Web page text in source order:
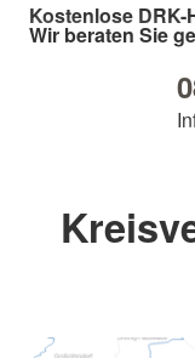
Kostenlose DRK-
Wir beraten Sie